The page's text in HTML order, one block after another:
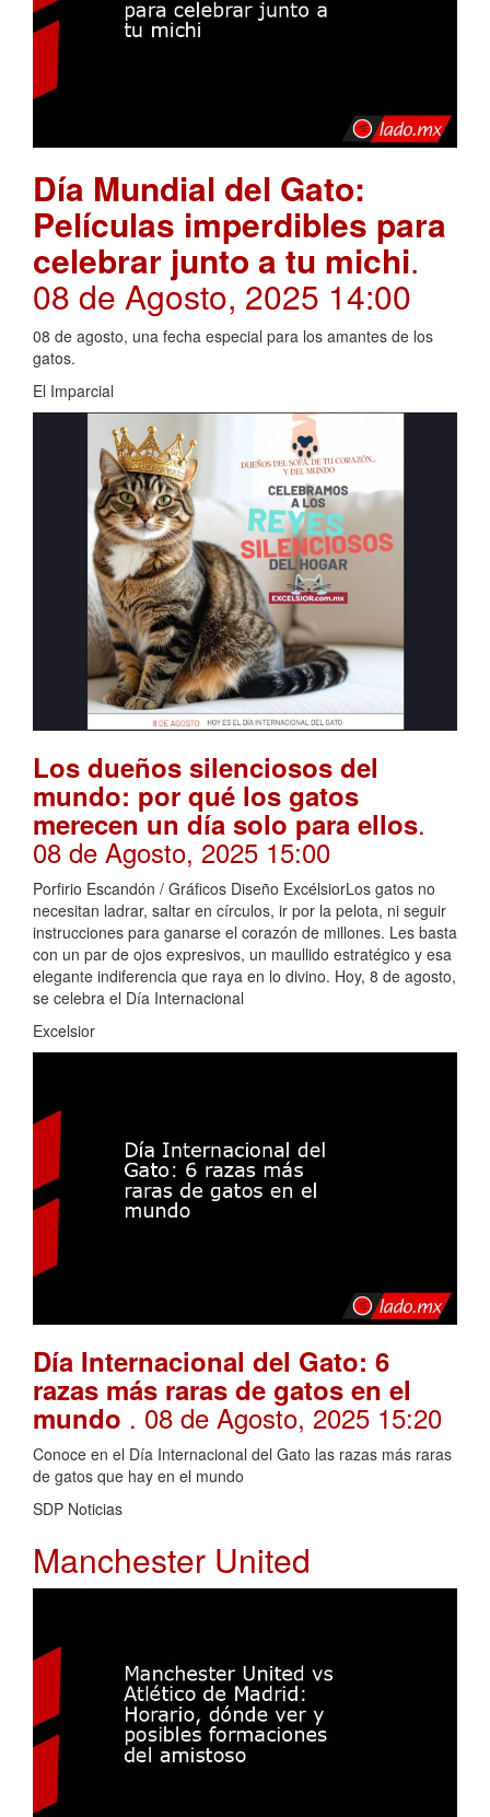
Día Mundial del Gato:
Películas imperdibles para
celebrar junto a tu michi.
08 de Agosto, 2025 14:00
08 de agosto, una fecha especial para los amantes de los
gatos.
El Imparcial
Los dueños silenciosos del
mundo: por qué los gatos
merecen un día solo para ellos.
08 de Agosto, 2025 15:00
Porfirio Escandón / Gráficos Diseño ExcélsiorLos gatos no
necesitan ladrar, saltar en círculos, ir por la pelota, ni seguir
instrucciones para ganarse el corazón de millones. Les basta
con un par de ojos expresivos, un maullido estratégico y esa
elegante indiferencia que raya en lo divino. Hoy, 8 de agosto,
se celebra el Día Internacional
Excelsior
Día Internacional del Gato: 6
razas más raras de gatos en el
mundo . 08 de Agosto, 2025 15:20
Conoce en el Día Internacional del Gato las razas más raras
de gatos que hay en el mundo
SDP Noticias
Manchester United